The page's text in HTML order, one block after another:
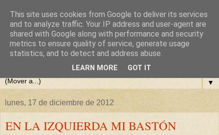
El Rincón Poético de Eulogio
Díaz
▼
lunes, 17 de diciembre de 2012
EN LA IZQUIERDA MI BASTÓN
This site uses cookies from Google to deliver its services
and to analyze traffic. Your IP address and user-agent are
shared with Google along with performance and security
metrics to ensure quality of service, generate usage
statistics, and to detect and address abuse.
LEARN MORE GOT IT